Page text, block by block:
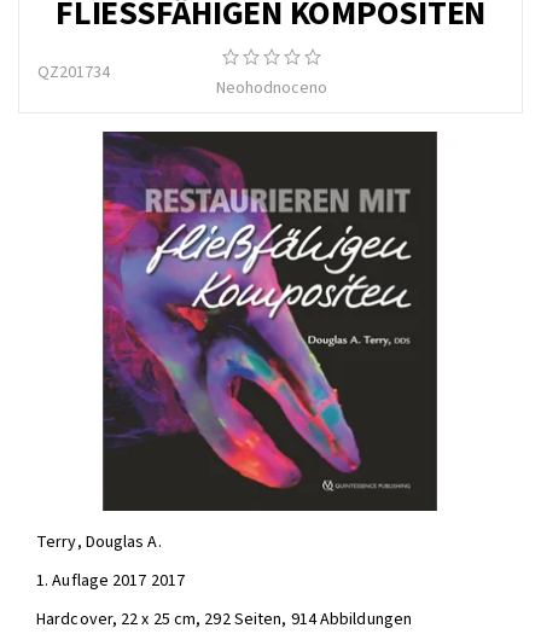
FLIESSFÄHIGEN KOMPOSITEN
QZ201734
Neohodnoceno
Terry, Douglas A.
1. Auflage 2017 2017
Hardcover, 22 x 25 cm, 292 Seiten, 914 Abbildungen